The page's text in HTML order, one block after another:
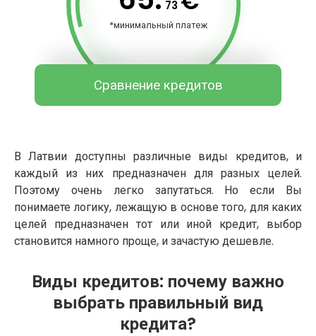
73
*минимальный платеж
Сравнение кредитов
В Латвии доступны различные виды кредитов, и
каждый из них предназначен для разных целей.
Поэтому очень легко запутаться. Но если Вы
понимаете логику, лежащую в основе того, для каких
целей предназначен тот или иной кредит, выбор
становится намного проще, и зачастую дешевле.
Виды кредитов: почему важно
выбрать правильный вид
кредита?